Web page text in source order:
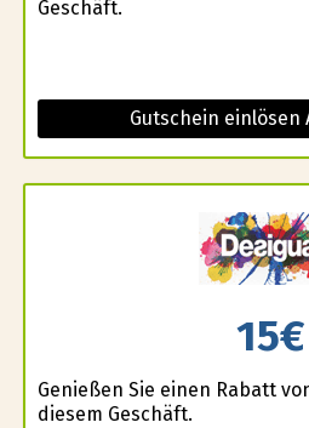
Geschäft.
Gutschein einlösen
15€
Genießen Sie einen Rabatt
diesem Geschäft.